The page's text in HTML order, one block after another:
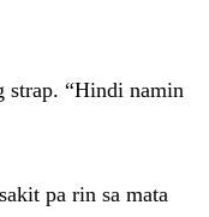
strap. “Hindi namin
pa rin sa mata